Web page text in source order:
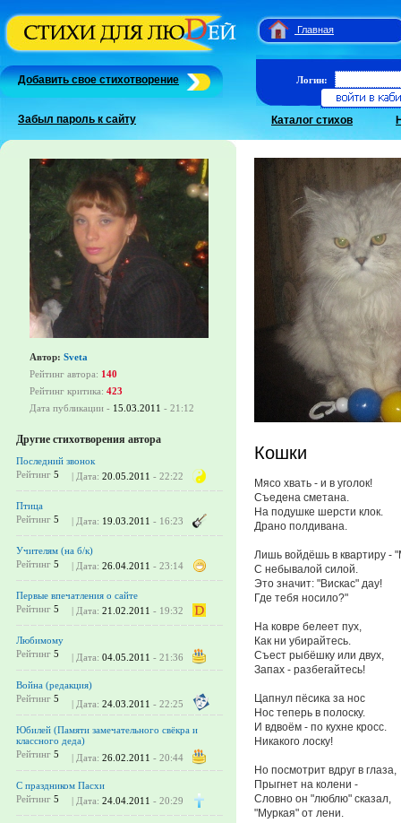
Главная
Добавить свое стихотворение
Забыл пароль к сайту
Логин:
Каталог стихов
Автор: Sveta
Рейтинг автора: 140
Рейтинг критика: 423
Дата публикации - 15.03.2011 - 21:12
Другие стихотворения автора
Последний звонок
Рейтинг 5 | Дата: 20.05.2011 - 22:22
Птица
Рейтинг 5 | Дата: 19.03.2011 - 16:23
Учителям (на б/к)
Рейтинг 5 | Дата: 26.04.2011 - 23:14
Первые впечатления о сайте
Рейтинг 5 | Дата: 21.02.2011 - 19:32
Любимому
Рейтинг 5 | Дата: 04.05.2011 - 21:36
Война (редакция)
Рейтинг 5 | Дата: 24.03.2011 - 22:25
Юбилей (Памяти замечательного свёкра и
классного деда)
Рейтинг 5 | Дата: 26.02.2011 - 20:44
С праздником Пасхи
Рейтинг 5 | Дата: 24.04.2011 - 20:29
Кошки
Мясо хвать - и в уголок!
Съедена сметана.
На подушке шерсти клок.
Драно полдивана.
Лишь войдёшь в квартиру -
С небывалой силой.
Это значит: "Вискас" дау!
Где тебя носило?"
На ковре белеет пух,
Как ни убирайтесь.
Съест рыбёшку или двух,
Запах - разбегайтесь!
Цапнул пёсика за нос
Нос теперь в полоску.
И вдвоём - по кухне кросс.
Никакого лоску!
Но посмотрит вдруг в глаза,
Прыгнет на колени -
Словно он "люблю" сказал,
"Муркая" от лени.